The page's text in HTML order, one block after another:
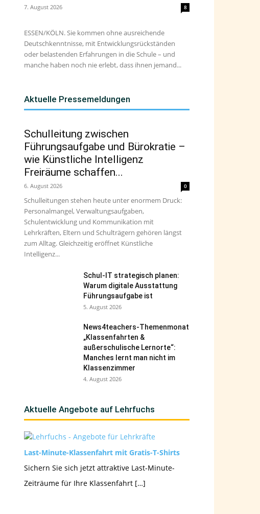
7. August 2026 8
ESSEN/KÖLN. Sie kommen ohne ausreichende
Deutschkenntnisse, mit Entwicklungsrückständen
oder belastenden Erfahrungen in die Schule – und
manche haben noch nie erlebt, dass ihnen jemand...
Aktuelle Pressemeldungen
Schulleitung zwischen
Führungsaufgabe und Bürokratie –
wie Künstliche Intelligenz
Freiräume schaffen...
6. August 2026 0
Schulleitungen stehen heute unter enormem Druck:
Personalmangel, Verwaltungsaufgaben,
Schulentwicklung und Kommunikation mit
Lehrkräften, Eltern und Schulträgern gehören längst
zum Alltag. Gleichzeitig eröffnet Künstliche
Intelligenz...
Schul-IT strategisch planen:
Warum digitale Ausstattung
Führungsaufgabe ist
5. August 2026
News4teachers-Themenmonat
„Klassenfahrten &
außerschulische Lernorte“:
Manches lernt man nicht im
Klassenzimmer
4. August 2026
Aktuelle Angebote auf Lehrfuchs
Last-Minute-Klassenfahrt mit Gratis-T-Shirts
Sichern Sie sich jetzt attraktive Last-Minute-
Zeiträume für Ihre Klassenfahrt […]